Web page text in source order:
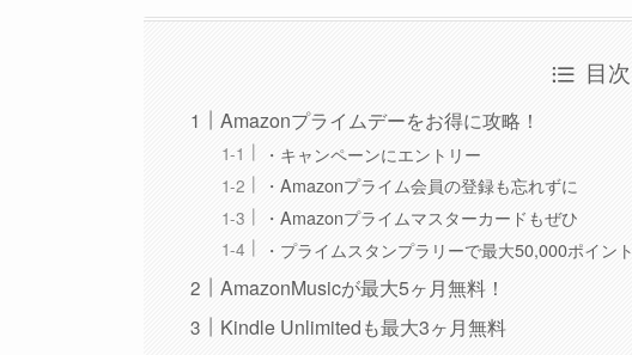
目次
Amazonプライムデーをお得に攻略！
・キャンペーンにエントリー
・Amazonプライム会員の登録も忘れずに
・Amazonプライムマスターカードもぜひ
・プライムスタンプラリーで最大50,000ポイント
AmazonMusicが最大5ヶ月無料！
Kindle Unlimitedも最大3ヶ月無料